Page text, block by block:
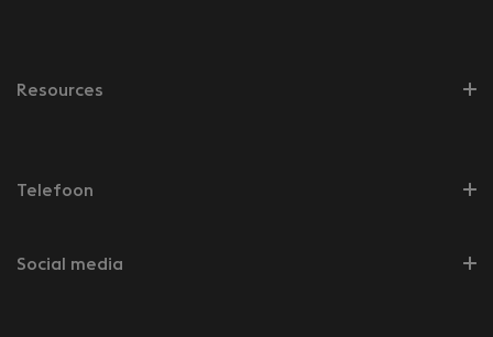
Resources
Telefoon
Social media